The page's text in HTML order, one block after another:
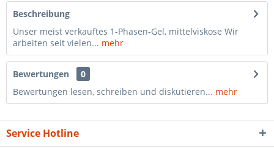
Beschreibung
Unser meist verkauftes 1-Phasen-Gel, mittelviskose Wir
arbeiten seit vielen... mehr
Bewertungen
0
Bewertungen lesen, schreiben und diskutieren... mehr
Service Hotline